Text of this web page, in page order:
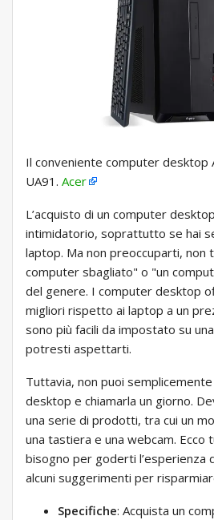
Il conveniente computer desktop
UA91. Acer
L’acquisto di un computer
intimidatorio, soprattutto se hai
laptop. Ma non preoccuparti, non
computer sbagliato" o "un
del genere. I computer desktop
migliori rispetto ai laptop a un
sono più facili da impostato su
potresti aspettarti.
Tuttavia, non puoi
desktop e chiamarla un giorno.
una serie di prodotti, tra cui un
una tastiera e una webcam. Ecco
bisogno per goderti l’esperienza
alcuni suggerimenti per
Specifiche: Acquista un